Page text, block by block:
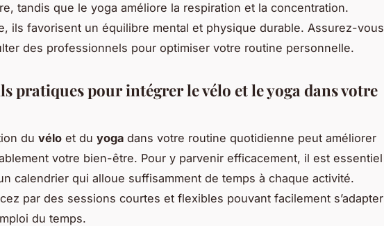
tandis que le yoga améliore la respiration et la concentration.
ils favorisent un équilibre mental et physique durable. Assurez-vous
des professionnels pour optimiser votre routine personnelle.
pratiques pour intégrer le vélo et le yoga dans votre
du vélo et du yoga dans votre routine quotidienne peut améliorer
votre bien-être. Pour y parvenir efficacement, il est essentiel
calendrier qui alloue suffisamment de temps à chaque activité.
par des sessions courtes et flexibles pouvant facilement s’adapter
du temps.